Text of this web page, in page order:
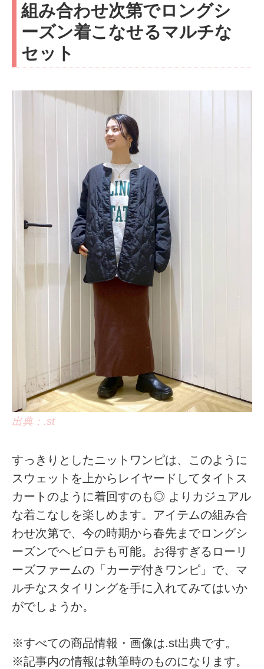
組み合わせ次第でロングシ
ーズン着こなせるマルチな
セット
出典：.st
すっきりとしたニットワンピは、このように
スウェットを上からレイヤードしてタイトス
カートのように着回すのも◎ よりカジュアル
な着こなしを楽しめます。アイテムの組み合
わせ次第で、今の時期から春先までロングシ
ーズンでヘビロテも可能。お得すぎるローリ
ーズファームの「カーデ付きワンピ」で、マ
ルチなスタイリングを手に入れてみてはいか
がでしょうか。
※すべての商品情報・画像は.st出典です。
※記事内の情報は執筆時のものになります。